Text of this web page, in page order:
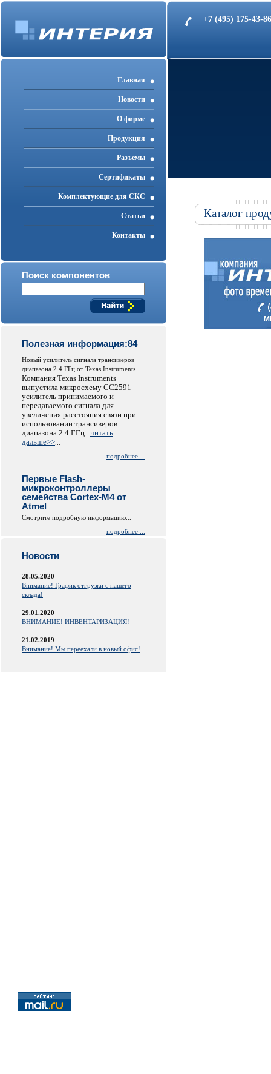
+7 (495) 175-43-
Главная
Новости
О фирме
Продукция
Разъемы
Cертификаты
Комплектующие для СКС
Статьи
Контакты
Поиск компонентов
Полезная информация:84
Новый усилитель сигнала трансиверов
диапазона 2.4 ГГц от Texas Instruments
Компания Texas Instruments
выпустила микросхему СС2591 -
усилитель принимаемого и
передаваемого сигнала для
увеличения расстояния связи при
использовании трансиверов
диапазона 2.4 ГГц. читать
дальше>>
подробнее ...
Первые Flash-
микроконтроллеры
семейства Cortex-M4 от
Atmel
Смотрите подробную информацию...
подробнее ...
Новости
28.05.2020
Внимание! График отгрузки с нашего
склада!
29.01.2020
ВНИМАНИЕ! ИНВЕНТАРИЗАЦИЯ!
21.02.2019
Внимание! Мы переехали в новый офис!
Каталог